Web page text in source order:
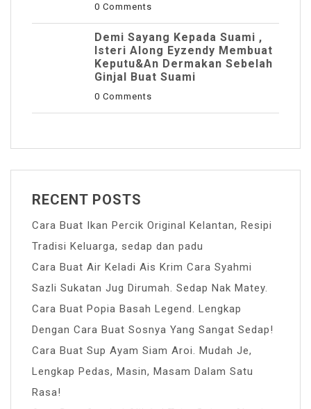
0 Comments
Demi Sayang Kepada Suami ,
Isteri Along Eyzendy Membuat
Keputu&an Dermakan Sebelah
Ginjal Buat Suami
0 Comments
RECENT POSTS
Cara Buat Ikan Percik Original Kelantan, Resipi
Tradisi Keluarga, sedap dan padu
Cara Buat Air Keladi Ais Krim Cara Syahmi
Sazli Sukatan Jug Dirumah. Sedap Nak Matey.
Cara Buat Popia Basah Legend. Lengkap
Dengan Cara Buat Sosnya Yang Sangat Sedap!
Cara Buat Sup Ayam Siam Aroi. Mudah Je,
Lengkap Pedas, Masin, Masam Dalam Satu
Rasa!